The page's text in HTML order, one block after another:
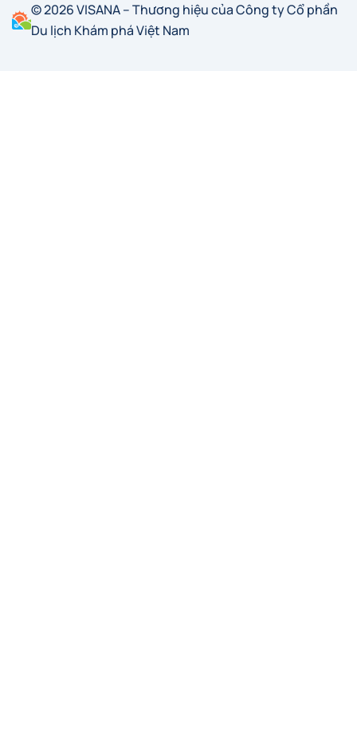
© 2026 VISANA – Thương hiệu của Công ty Cổ phần
Du lịch Khám phá Việt Nam